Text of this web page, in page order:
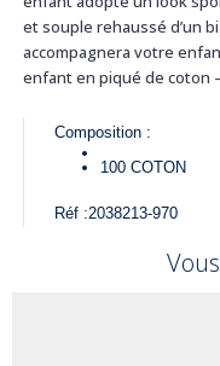
et souple rehaussé d’un
accompagnera votre
enfant en piqué de coton
Composition :
100 COTON
Réf :2038213-970